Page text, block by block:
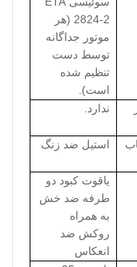
2824-2 (هر
موتور جداگانه
توسط دست
تنظیم شده
است).
ندارد.
استیل ضد زنگ
یاقوت کبود دو
طرفه ضد خش
به همراه
روکش ضد
انعکاس